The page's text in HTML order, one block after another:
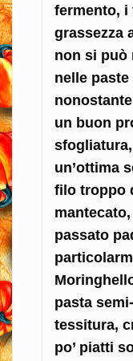
fermento, i
grassezza
non si può
nelle
un buon
un’ottima
filo troppo
passato
pasta
tessitura,
po’ piatti